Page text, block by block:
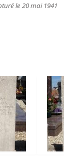
le 20 mai 1941